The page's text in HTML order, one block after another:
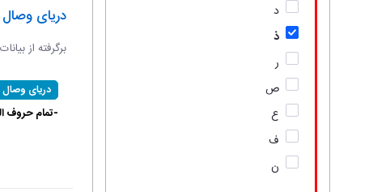
د
ذ
ر
ص
ع
ف
ن
دریای
برگرفته از
دریای وصال
-تمام حروف